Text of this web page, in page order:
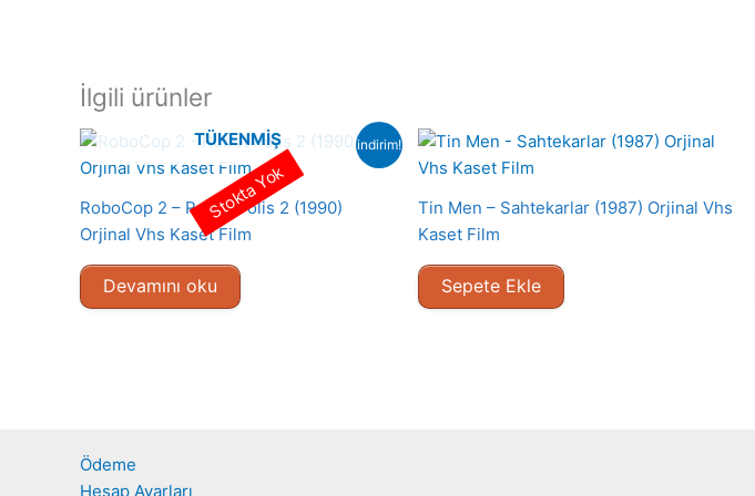
İlgili ürünler
indirim!
TÜKENMIŞ
RoboCop 2 – Robot Polis 2 (1990)
Orjinal Vhs Kaset Film
Devamını oku
Stokta Yok
Tin Men – Sahtekarlar (1987) Orjinal Vhs
Kaset Film
Sepete Ekle
Ödeme
Hesap Ayarları